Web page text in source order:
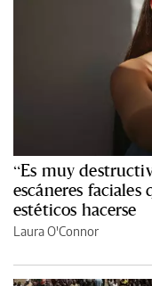
“Es muy
escáneres
estéticos hacerse
Laura O'Connor